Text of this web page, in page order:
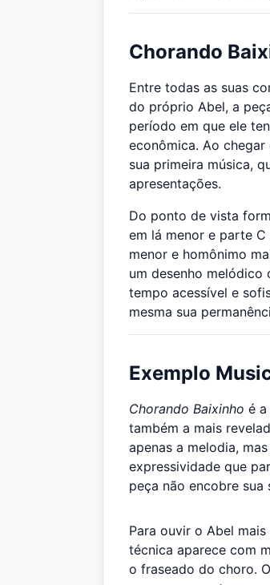
Chorando
Entre todas as suas
do próprio Abel, a
período em que ele
econômica. Ao
sua primeira música,
apresentações.
Do ponto de vista
em lá menor e parte
menor e homônimo
um desenho melódico
tempo acessível e
mesma sua
Exemplo
Chorando Baixinho é
também a mais
apenas a melodia,
expressividade que
peça não encobre
Para ouvir o Abel
técnica aparece com
o fraseado do choro.